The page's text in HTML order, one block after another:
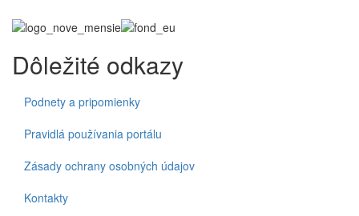
Dôležité odkazy
Podnety a pripomienky
Pravidlá používania portálu
Zásady ochrany osobných údajov
Kontakty